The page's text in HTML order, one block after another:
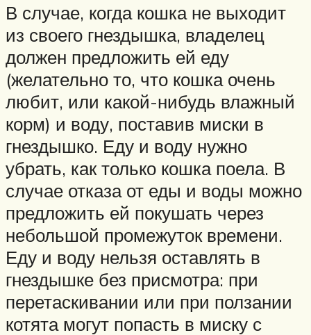
В случае, когда кошка не выходит
из своего гнездышка, владелец
должен предложить ей еду
(желательно то, что кошка очень
любит, или какой-нибудь влажный
корм) и воду, поставив миски в
гнездышко. Еду и воду нужно
убрать, как только кошка поела. В
случае отказа от еды и воды можно
предложить ей покушать через
небольшой промежуток времени.
Еду и воду нельзя оставлять в
гнездышке без присмотра: при
перетаскивании или при ползании
котята могут попасть в миску с